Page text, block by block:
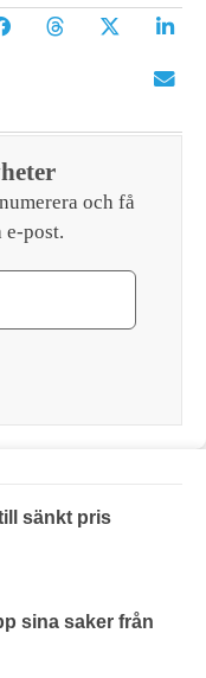
och få
e-post.
sänkt pris
sina saker från